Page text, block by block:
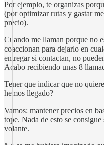
Por ejemplo, te organizas
(por optimizar rutas y gastar
precio).
Cuando me llaman porque no
coaccionan para dejarlo en
entregar si contactan, no
Acabo recibiendo unas 8
Tener que indicar que no
hemos llegado?
Vamos: mantener precios en
tope. Nada de esto se
volante.